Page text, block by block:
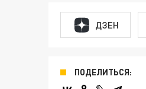
ДЗЕН
ПОДЕЛИТЬСЯ: